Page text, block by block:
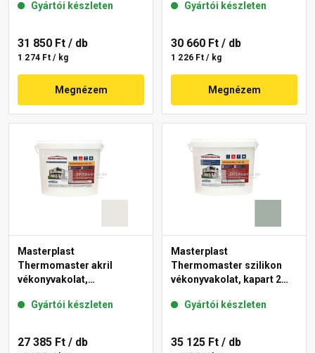
Gyártói készleten
31 850 Ft / db
1 274 Ft / kg
Megnézem
45-F 25 kg
Gyártói készleten
30 660 Ft / db
1 226 Ft / kg
Megnézem
Masterplast
Thermomaster akril
vékonyvakolat,
45-F 25 kg
Gyártói készleten
27 385 Ft / db
Masterplast
Thermomaster szilikon
vékonyvakolat, kapart 2
Gyártói készleten
35 125 Ft / db